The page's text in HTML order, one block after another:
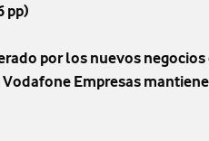
pp)
por los nuevos negocios
Empresas